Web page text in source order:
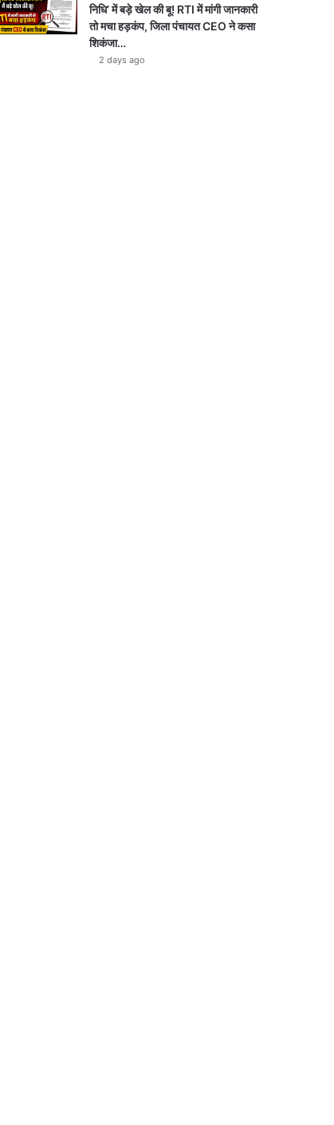
निधि’ में बड़े खेल की बू! RTI में मांगी जानकारी
तो मचा हड़कंप, जिला पंचायत CEO ने कसा
शिकंजा…
2 days ago